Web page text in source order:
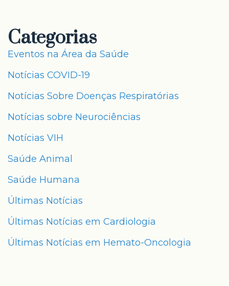
Categorias
Eventos na Área da Saúde
Notícias COVID-19
Notícias Sobre Doenças Respiratórias
Notícias sobre Neurociências
Notícias VIH
Saúde Animal
Saúde Humana
Últimas Notícias
Últimas Notícias em Cardiologia
Últimas Notícias em Hemato-Oncologia